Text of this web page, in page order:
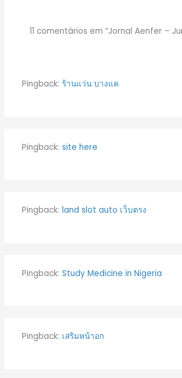
11 comentários em “Jornal Aenfer –
Pingback: ร้านแว่น บางแค
Pingback: site here
Pingback: land slot auto เว็บตรง
Pingback: Study Medicine in Nigeria
Pingback: เสริมหน้าอก